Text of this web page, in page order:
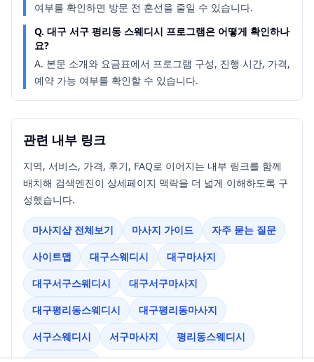
여부를 확인하면 방문 전 혼선을 줄일 수 있습니다.
Q. 대구 서구 평리동 스웨디시 프로그램은 어떻게 확인하나
요?
A. 본문 소개와 요금표에서 프로그램 구성, 진행 시간, 가격,
예약 가능 여부를 확인할 수 있습니다.
관련 내부 링크
지역, 서비스, 가격, 후기, FAQ로 이어지는 내부 링크를 함께
배치해 검색엔진이 상세페이지 맥락을 더 넓게 이해하도록 구
성했습니다.
마사지샵 전체보기 마사지 가이드
자주 묻는 질문
사이트맵
대구스웨디시
대구마사지
대구서구스웨디시
대구서구마사지
대구평리동스웨디시
대구평리동마사지
서구스웨디시
서구마사지
평리동스웨디시